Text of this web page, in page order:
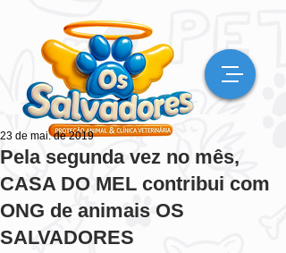
Pela segunda vez no mês,
CASA DO MEL contribui com
ONG de animais OS
SALVADORES
23 de mai. de 2019